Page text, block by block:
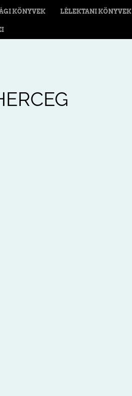
KÖNYVEK LÉLEKTANI KÖNYVEK